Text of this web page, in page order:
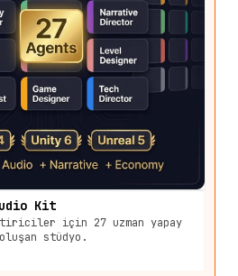
Kit
için 27 uzman yapay
stüdyo.